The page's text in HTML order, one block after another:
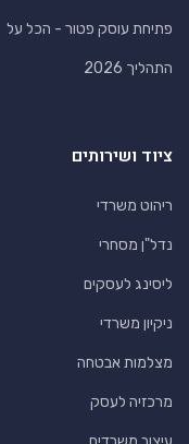
פתיחת עוסק פטור - הכל על
התהליך 2026
ציוד ושירותים
ריהוט משרדי
נדל"ן מסחרי
ליסינג לעסקים
ניקיון משרדי
מצלמות אבטחה
מרכזיה לעסק